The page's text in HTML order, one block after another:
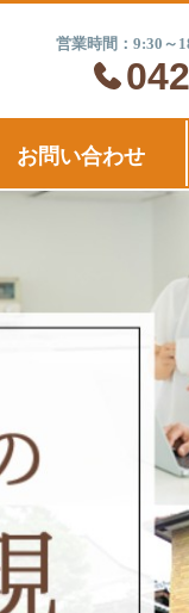
営業時間：9:30～
お問い合わせ